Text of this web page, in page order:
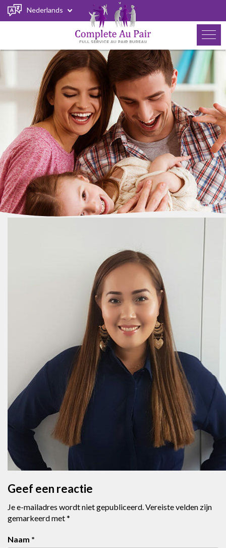
Nederlands
Geef een reactie
Je e-mailadres wordt niet gepubliceerd.Vereiste velden zijn
gemarkeerd met*
Naam *